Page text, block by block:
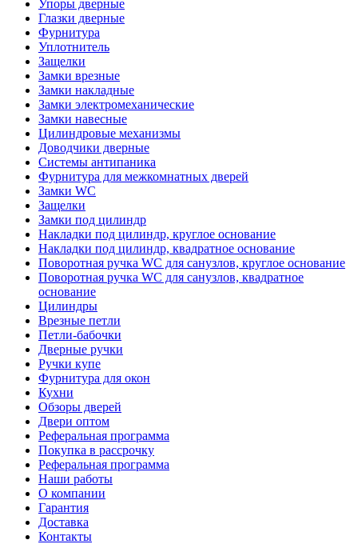
Упоры дверные
Глазки дверные
Фурнитура
Уплотнитель
Защелки
Замки врезные
Замки накладные
Замки электромеханические
Замки навесные
Цилиндровые механизмы
Доводчики дверные
Системы антипаника
Фурнитура для межкомнатных дверей
Замки WC
Защелки
Замки под цилиндр
Накладки под цилиндр, круглое основание
Накладки под цилиндр, квадратное основание
Поворотная ручка WC для санузлов, круглое основание
Поворотная ручка WC для санузлов, квадратное
основание
Цилиндры
Врезные петли
Петли-бабочки
Дверные ручки
Ручки купе
Фурнитура для окон
Кухни
Обзоры дверей
Двери оптом
Реферальная программа
Покупка в рассрочку
Реферальная программа
Наши работы
О компании
Гарантия
Доставка
Контакты